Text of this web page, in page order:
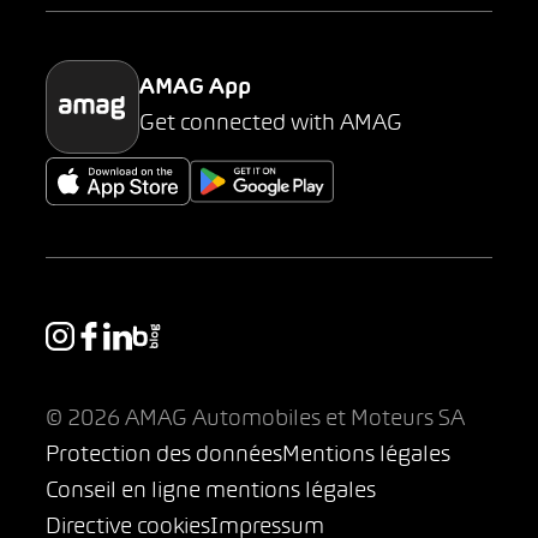
Parking
AMAG App
Get connected with AMAG
© 2026 AMAG Automobiles et Moteurs SA
Protection des donnéesMentions légales
Conseil en ligne mentions légales
Directive cookiesImpressum